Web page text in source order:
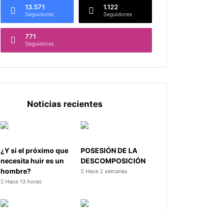
13.571
Seguidores
1.122
Seguidores
771
Seguidores
Noticias recientes
¿Y si el próximo que
necesita huir es un
hombre?
Hace 13 horas
POSESIÓN DE LA
DESCOMPOSICIÓN
Hace 2 semanas